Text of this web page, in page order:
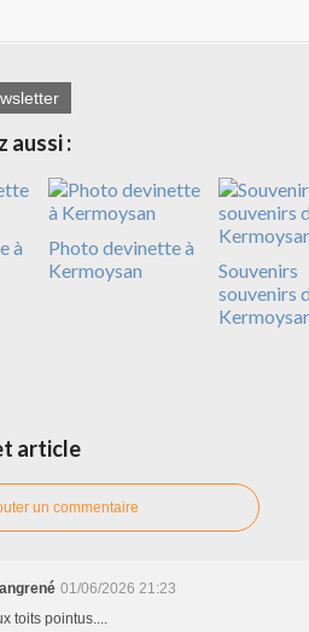
aussi :
à
Photo devinette à
Kermoysan
Souvenirs
souvenirs
article
un commentaire
01/06/2026 21:23
toits pointus....